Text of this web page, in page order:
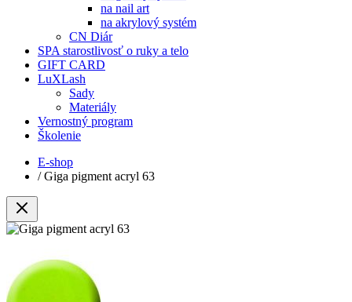
na nail art
na akrylový systém
CN Diár
SPA starostlivosť o ruky a telo
GIFT CARD
LuXLash
Sady
Materiály
Vernostný program
Školenie
E-shop
/ Giga pigment acryl 63